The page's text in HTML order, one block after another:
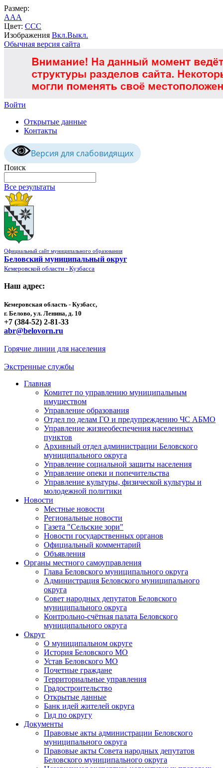
Размер:
AAA
Цвет: CCC
Изображения Вкл.Выкл.
Обычная версия сайта
Войти
Открытые данные
Контакты
Версия для слабовидящих
Поиск
Все результаты
Официальный сайт муниципального образования
Беловский муниципальный округ
Кемеровской области - Кузбасса
Наш адрес:
Кемеровская область - Кузбасс,
г. Белово, ул. Ленина, д. 10
+7 (384-52) 2-81-33
abr@belovorn.ru
Горячие линии для населения
Экстренные службы
Главная
Комитет по управлению муниципальным
имуществом
Управление образования
Отдел по делам ГО и предупреждению ЧС АБМО
Управление жизнеобеспечения населенных
пунктов
Архивный отдел администрации Беловского
муниципального округа
Управление социальной защиты населения
Управление опеки и попечительства
Управление культуры, физической культуры и
молодежной политики
Новости
Местные новости
Региональные новости
Газета "Сельские зори"
Новости государственных органов
Официальный комментарий
Объявления
Органы местного самоуправления
Глава Беловского муниципального округа
Администрация Беловского муниципального
округа
Совет народных депутатов Беловского
муниципального округа
Контрольно-счётная палата Беловского
муниципального округа
Округ
О муниципальном округе
История Беловского МО
Устав Беловского МО
Почетные граждане
Территориальные управления
Градостроительство
Открытые данные
Банк идей жителей округа
Гид по округу
Документы
Правовые акты администрации Беловского
муниципального округа
Правовые акты Совета народных депутатов
Беловского муниципального округа